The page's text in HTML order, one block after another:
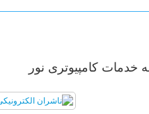
خدمات کامپیوتری نور